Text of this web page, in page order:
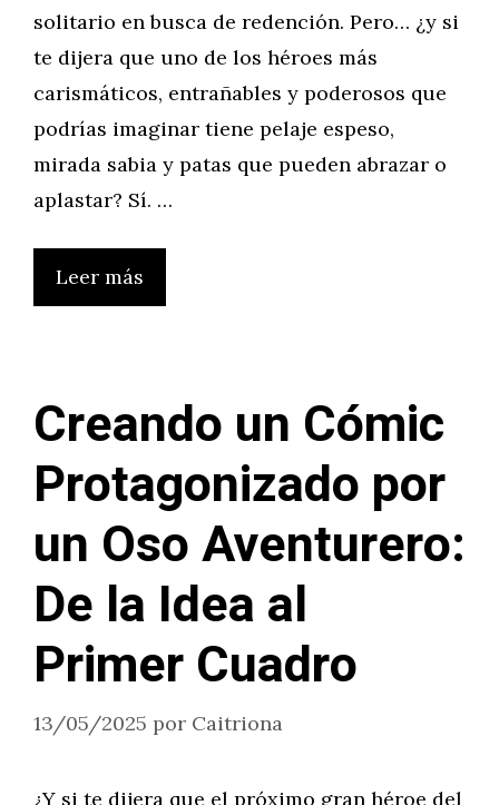
solitario en busca de redención. Pero… ¿y si
te dijera que uno de los héroes más
carismáticos, entrañables y poderosos que
podrías imaginar tiene pelaje espeso,
mirada sabia y patas que pueden abrazar o
aplastar? Sí. …
Leer más
Creando un Cómic
Protagonizado por
un Oso Aventurero:
De la Idea al
Primer Cuadro
13/05/2025 por Caitriona
¿Y si te dijera que el próximo gran héroe del